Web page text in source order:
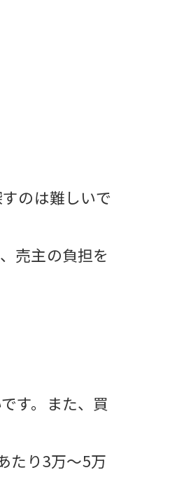
のは難しいで
売主の負担を
す。また、買
たり3万〜5万